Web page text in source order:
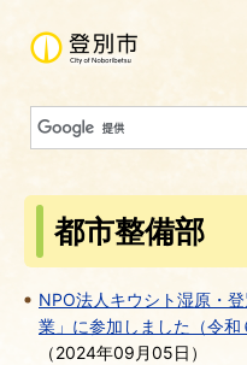
都市整備部
NPO法人キウシト湿原・
業」に参加しました（令和
（2024年09月05日 ）